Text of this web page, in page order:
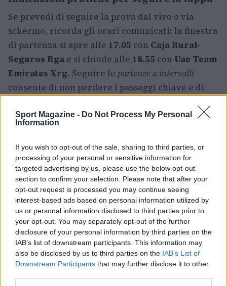
Sport Magazine - Do Not Process My Personal
Information
If you wish to opt-out of the sale, sharing to third parties, or
processing of your personal or sensitive information for
targeted advertising by us, please use the below opt-out
section to confirm your selection. Please note that after your
opt-out request is processed you may continue seeing
interest-based ads based on personal information utilized by
us or personal information disclosed to third parties prior to
your opt-out. You may separately opt-out of the further
disclosure of your personal information by third parties on the
IAB’s list of downstream participants. This information may
also be disclosed by us to third parties on the IAB’s List of
Downstream Participants that may further disclose it to other
Se prevedi di seguire la prova dal vivo o via
schermo, ricorda gli orari comunicati: la finestra
di partenza si apre alle 17.05 con Caja Rural-
Seguros Rga e si chiude alle 18.55 con Uae Team
Emirates Xrg. Seguire le partenze a intervalli
consente di non perdere i passaggi chiave e di
di percorso.
cronoprologo offrirà spunti immediati sulle
condizioni dei team: differenze di secondi tra le
formazioni potrebbero anticipare le dinamiche
di una corsa lunga e complessa come ilTour de
France 2026
AUTORE
Francesca Lombardi
Francesca Lombardi, fiorentina, prese appunti